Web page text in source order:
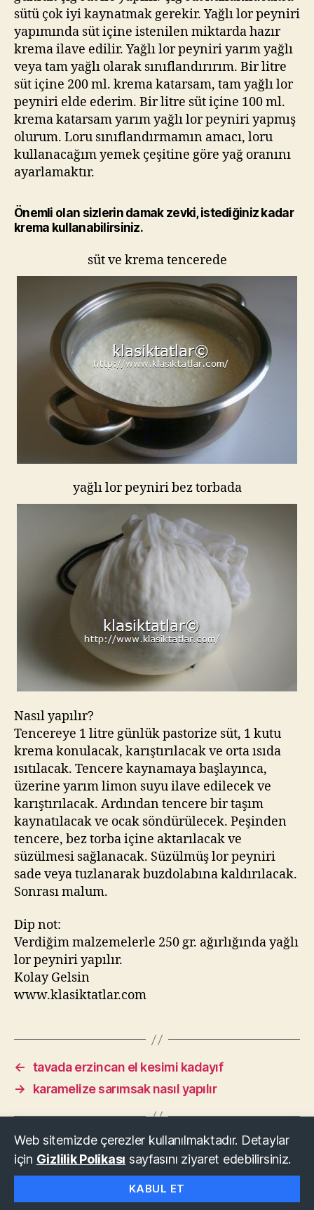
sütü çok iyi kaynatmak gerekir. Yağlı lor peyniri
yapımında süt içine istenilen miktarda hazır
krema ilave edilir. Yağlı lor peyniri yarım yağlı
veya tam yağlı olarak sınıflandırırım. Bir litre
süt içine 200 ml. krema katarsam, tam yağlı lor
peyniri elde ederim. Bir litre süt içine 100 ml.
krema katarsam yarım yağlı lor peyniri yapmış
olurum. Loru sınıflandırmamın amacı, loru
kullanacağım yemek çeşitine göre yağ oranını
ayarlamaktır.
Önemli olan sizlerin damak zevki, istediğiniz kadar
krema kullanabilirsiniz.
süt ve krema tencerede
yağlı lor peyniri bez torbada
Nasıl yapılır?
Tencereye 1 litre günlük pastorize süt, 1 kutu
krema konulacak, karıştırılacak ve orta ısıda
ısıtılacak. Tencere kaynamaya başlayınca,
üzerine yarım limon suyu ilave edilecek ve
karıştırılacak. Ardından tencere bir taşım
kaynatılacak ve ocak söndürülecek. Peşinden
tencere, bez torba içine aktarılacak ve
süzülmesi sağlanacak. Süzülmüş lor peyniri
sade veya tuzlanarak buzdolabına kaldırılacak.
Sonrası malum.
Dip not:
Verdiğim malzemelerle 250 gr. ağırlığında yağlı
lor peyniri yapılır.
Kolay Gelsin
www.klasiktatlar.com
← tavada erzincan el kesimi kadayıf
→
karamelize sarımsak nasıl yapılır
KLASİK TATLAR
Web sitemizde çerezler kullanılmaktadır. Detaylar
için Gizlilik Polikası sayfasını ziyaret edebilirsiniz.
KABUL ET